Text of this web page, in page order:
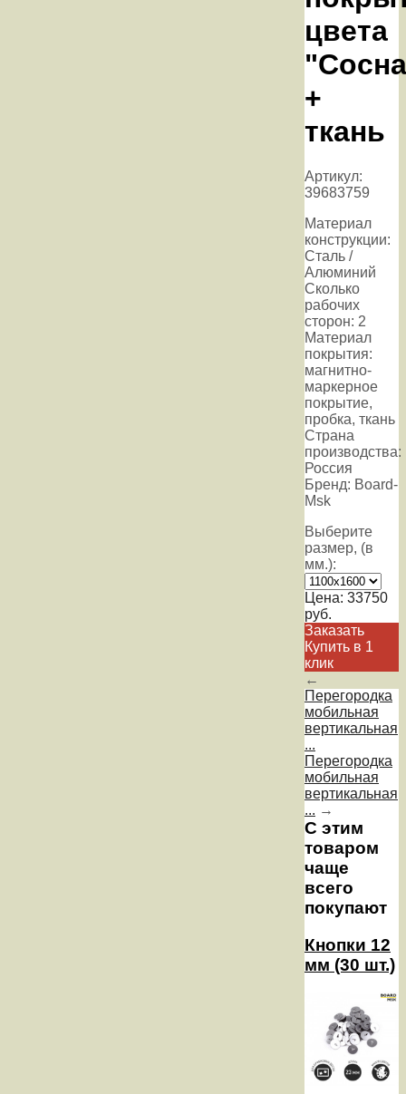
цвета
+
ткань
Артикул:
39683759
Материал
конструкции:
Сталь /
Алюминий
Сколько
рабочих
сторон: 2
Материал
покрытия:
магнитно-
маркерное
покрытие,
пробка, ткань
Страна
производства:
Россия
Бренд: Board-
Msk
Выберите
размер, (в
мм.):
Цена: 33750
руб.
Заказать
Купить в 1
клик
←
Перегородка
мобильная
вертикальная
...
Перегородка
мобильная
вертикальная
... →
С этим
товаром
чаще
всего
покупают
Кнопки 12
мм (30 шт.)